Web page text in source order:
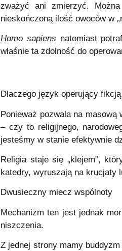
zważyć ani zmierzyć.
nieskończoną ilość owoców w
Homo sapiens natomiast
właśnie ta zdolność do
Dlaczego język operujący
Ponieważ pozwala na
– czy to religijnego,
jesteśmy w stanie efektywnie
Religia staje się „klejem”,
katedry, wyruszają na krucjaty
Dwusieczny miecz wspólnoty
Mechanizm ten jest jednak
niszczenia.
Z jednej strony mamy